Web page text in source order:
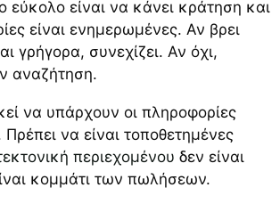
εύκολο είναι να κάνει κράτηση και
είναι ενημερωμένες. Αν βρει
γρήγορα, συνεχίζει. Αν όχι,
αναζήτηση.
να υπάρχουν οι πληροφορίες
να είναι τοποθετημένες
περιεχομένου δεν είναι
κομμάτι των πωλήσεων.